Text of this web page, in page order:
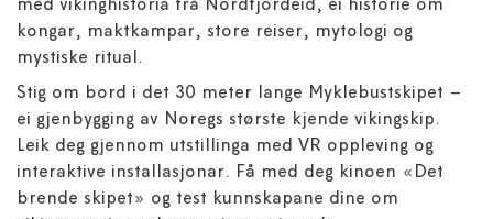
med vikinghistoria frå Nordfjordeid, ei historie om
kongar, maktkampar, store reiser, mytologi og
mystiske ritual.
Stig om bord i det 30 meter lange Myklebustskipet –
ei gjenbygging av Noregs største kjende vikingskip.
Leik deg gjennom utstillinga med VR oppleving og
interaktive installasjonar. Få med deg kinoen «Det
brende skipet» og test kunnskapane dine om